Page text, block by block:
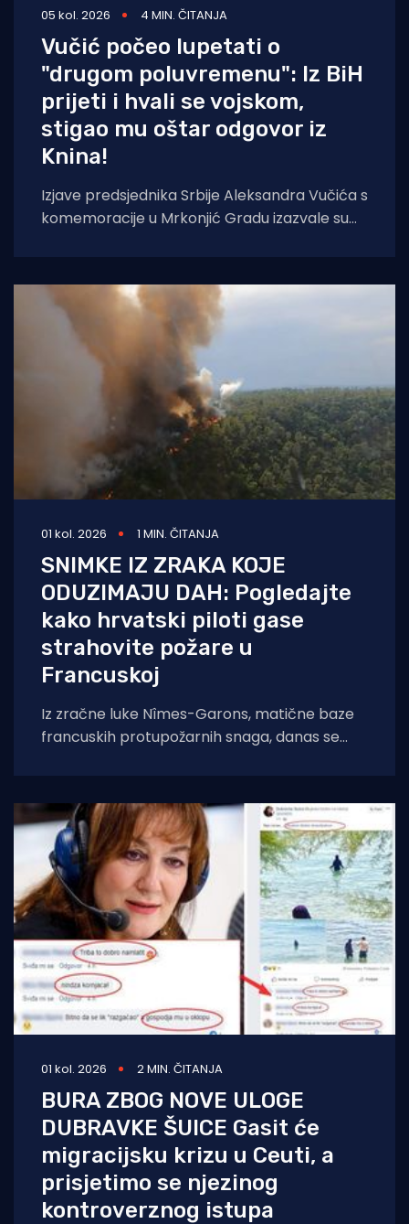
05 kol. 2026 4 MIN. ČITANJA
Vučić počeo lupetati o
"drugom poluvremenu": Iz BiH
prijeti i hvali se vojskom,
stigao mu oštar odgovor iz
Knina!
Izjave predsjednika Srbije Aleksandra Vučića s
komemoracije u Mrkonjić Gradu izazvale su
01 kol. 2026 1 MIN. ČITANJA
SNIMKE IZ ZRAKA KOJE
ODUZIMAJU DAH: Pogledajte
kako hrvatski piloti gase
strahovite požare u
Francuskoj
Iz zračne luke Nîmes-Garons, matične baze
francuskih protupožarnih snaga, danas se
01 kol. 2026 2 MIN. ČITANJA
BURA ZBOG NOVE ULOGE
DUBRAVKE ŠUICE Gasit će
migracijsku krizu u Ceuti, a
prisjetimo se njezinog
kontroverznog istupa